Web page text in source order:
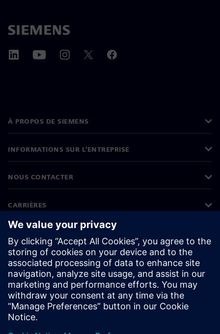
À PROPOS DE SIEMENS
INFORMATIONS SUR L'ENTREPRISE
NOUS CONTACTER
CARRIÈRES
©Siemens 2026
Informations sur l'entreprise
Protection des données
Avis relatif aux cookies